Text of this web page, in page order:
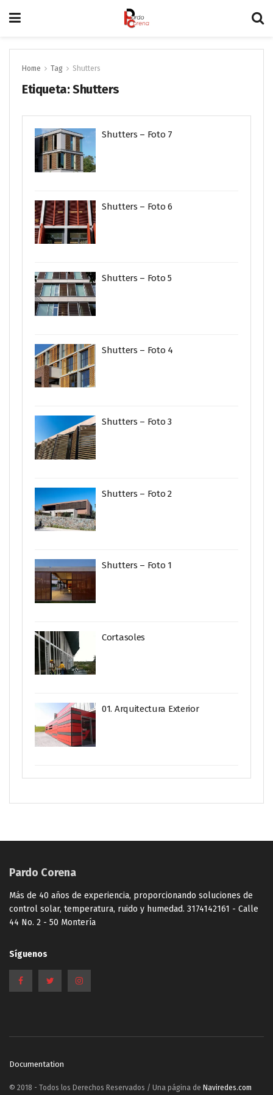
Home Tag Shutters
Etiqueta:Shutters
Shutters – Foto 7
Shutters – Foto 6
Shutters – Foto 5
Shutters – Foto 4
Shutters – Foto 3
Shutters – Foto 2
Shutters – Foto 1
Cortasoles
01. Arquitectura Exterior
Pardo Corena
Más de 40 años de experiencia, proporcionando soluciones de
control solar, temperatura, ruido y humedad. 3174142161 - Calle
44 No. 2 - 50 Montería
Síguenos
Documentation
© 2018 - Todos los Derechos Reservados / Una página de Naviredes.com